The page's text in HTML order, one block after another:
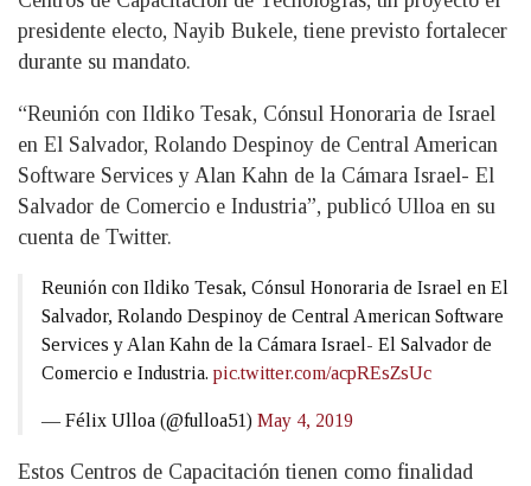
presidente electo, Nayib Bukele, tiene previsto fortalecer
durante su mandato.
“Reunión con Ildiko Tesak, Cónsul Honoraria de Israel
en El Salvador, Rolando Despinoy de Central American
Software Services y Alan Kahn de la Cámara Israel- El
Salvador de Comercio e Industria”, publicó Ulloa en su
cuenta de Twitter.
Reunión con Ildiko Tesak, Cónsul Honoraria de Israel en El
Salvador, Rolando Despinoy de Central American Software
Services y Alan Kahn de la Cámara Israel- El Salvador de
Comercio e Industria. pic.twitter.com/acpREsZsUc
— Félix Ulloa (@fulloa51) May 4, 2019
Estos Centros de Capacitación tienen como finalidad